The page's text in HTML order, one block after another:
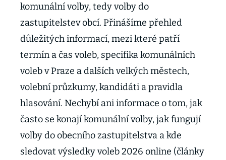
komunální volby, tedy volby do
zastupitelstev obcí. Přinášíme přehled
důležitých informací, mezi které patří
termín a čas voleb, specifika komunálních
voleb v Praze a dalších velkých městech,
volební průzkumy, kandidáti a pravidla
hlasování. Nechybí ani informace o tom, jak
často se konají komunální volby, jak fungují
volby do obecního zastupitelstva a kde
sledovat výsledky voleb 2026 online (články